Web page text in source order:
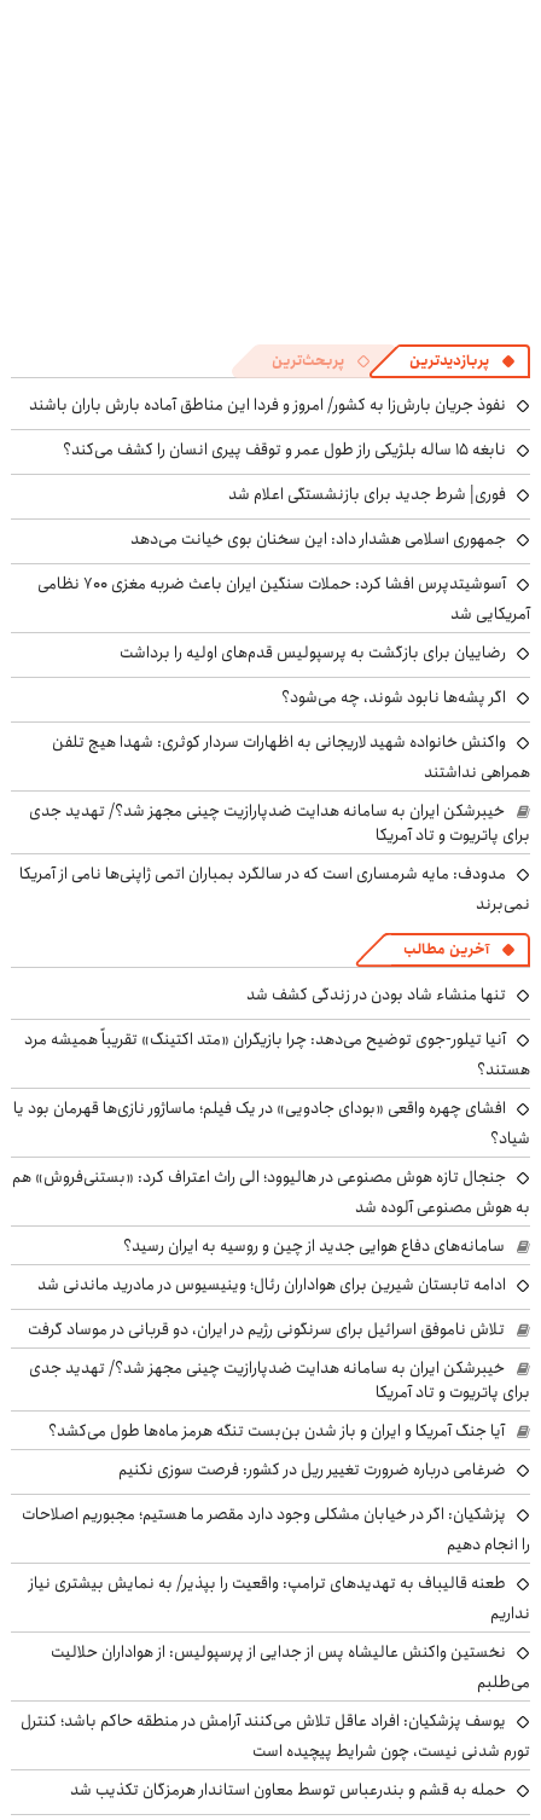
پربازدیدترین پربحث‌ترین
نفوذ جریان بارش‌زا به کشور/ امروز و فردا این مناطق آماده بارش باران باشند
نابغه ۱۵ ساله بلژیکی راز طول عمر و توقف پیری انسان را کشف می‌کند؟
فوری| شرط جدید برای بازنشستگی اعلام شد
جمهوری اسلامی هشدار داد: این سخنان بوی خیانت می‌دهد
آسوشیتدپرس افشا کرد: حملات سنگین ایران باعث ضربه مغزی ۷۰۰ نظامی
آمریکایی شد
رضاییان برای بازگشت به پرسپولیس قدم‌های اولیه را برداشت
اگر پشه‌ها نابود شوند، چه می‌شود؟
واکنش خانواده شهید لاریجانی به اظهارات سردار کوثری: شهدا هیچ تلفن
همراهی نداشتند
خیبرشکن ایران به سامانه هدایت ضدپارازیت چینی مجهز شد؟/ تهدید جدی
برای پاتریوت و تاد آمریکا
مدودف: مایه شرمساری است که در سالگرد بمباران اتمی ژاپنی‌ها نامی از آمریکا
نمی‌برند
آخرین مطالب
تنها منشاء شاد بودن در زندگی کشف شد
آنیا تیلور-جوی توضیح می‌دهد: چرا بازیگران «متد اکتینگ» تقریباً همیشه مرد
هستند؟
افشای چهره واقعی «بودای جادویی» در یک فیلم؛ ماساژور نازی‌ها قهرمان بود یا
شیاد؟
جنجال تازه هوش مصنوعی در هالیوود؛ الی راث اعتراف کرد: «بستنی‌فروش» هم
به هوش مصنوعی آلوده شد
سامانه‌های دفاع هوایی جدید از چین و روسیه به ایران رسید؟
ادامه تابستان شیرین برای هواداران رئال؛ وینیسیوس در مادرید ماندنی شد
تلاش ناموفق اسرائیل برای سرنگونی رژیم در ایران، دو قربانی در موساد گرفت
خیبرشکن ایران به سامانه هدایت ضدپارازیت چینی مجهز شد؟/ تهدید جدی
برای پاتریوت و تاد آمریکا
آیا جنگ آمریکا و ایران و باز شدن بن‌بست تنگه هرمز ماه‌ها طول می‌کشد؟
ضرغامی درباره ضرورت تغییر ریل در کشور: فرصت سوزی نکنیم
پزشکیان: اگر در خیابان مشکلی وجود دارد مقصر ما هستیم؛ مجبوریم اصلاحات
را انجام دهیم
طعنه قالیباف به تهدیدهای ترامپ: واقعیت را بپذیر/ به نمایش بیشتری نیاز
نداریم
نخستین واکنش عالیشاه پس از جدایی از پرسپولیس: از هواداران حلالیت
می‌طلبم
یوسف پزشکیان: افراد عاقل تلاش می‌کنند آرامش در منطقه حاکم باشد؛ کنترل
تورم شدنی نیست، چون شرایط پیچیده است
حمله به قشم و بندرعباس توسط معاون استاندار هرمزگان تکذیب شد